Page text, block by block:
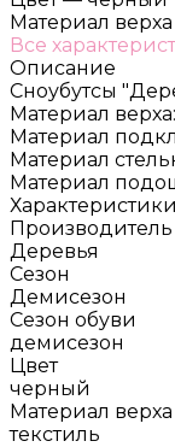
Материал верха
Все
Описание
Сноубутсы
Материал
Материал
Материал
Материал
Характеристики
Производитель
Деревья
Сезон
Демисезон
Сезон обуви
демисезон
Цвет
черный
Материал верха
текстиль